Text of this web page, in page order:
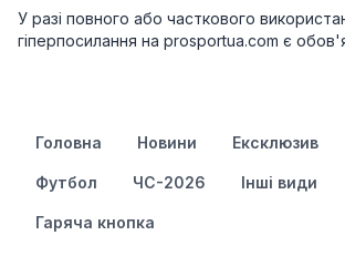
У разі повного або часткового
гіперпосилання на prosportua.com є
Головна Новини Ексклюзив
Футбол ЧС-2026 Інші види
Гаряча кнопка